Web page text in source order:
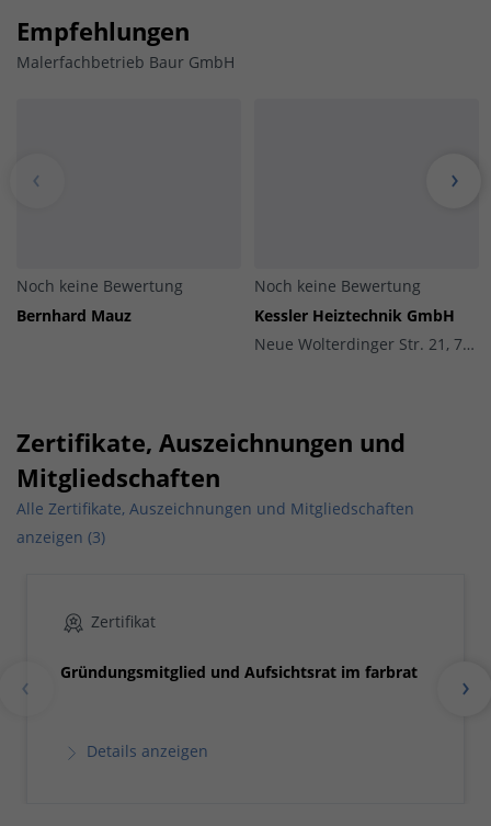
Empfehlungen
Malerfachbetrieb Baur GmbH
Noch keine Bewertung
Bernhard Mauz
Noch keine Bewertung
Kessler Heiztechnik GmbH
Neue Wolterdinger Str. 21, 78166 Donaueschingen
Zertifikate, Auszeichnungen und
Mitgliedschaften
Alle Zertifikate, Auszeichnungen und Mitgliedschaften
anzeigen (3)
Zertifikat
Gründungsmitglied und Aufsichtsrat im farbrat
Details anzeigen